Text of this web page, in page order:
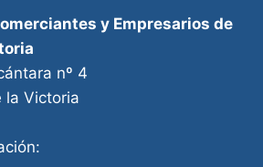
y Empresarios de
nº 4
la Victoria